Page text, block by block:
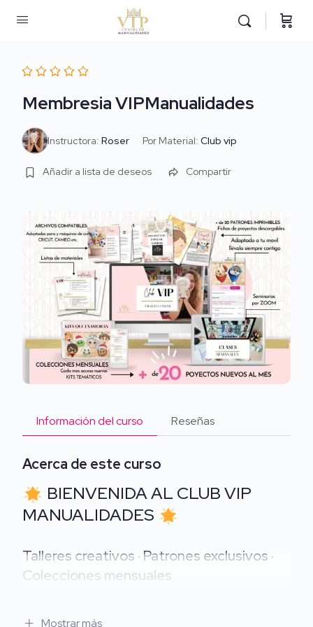
Membresia VIPManualidades
Instructora: Roser Por Material: Club vip
Añadir a lista de deseos Compartir
Información del curso Reseñas
Acerca de este curso
BIENVENIDA AL CLUB VIP
MANUALIDADES
Talleres creativos · Patrones exclusivos ·
Colecciones mensuales
Mostrar más